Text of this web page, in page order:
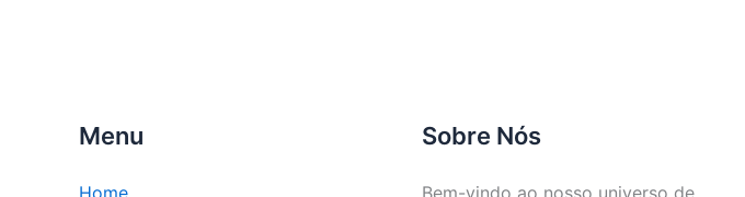
Menu
Home
Sobre Nós
Bem-vindo ao nosso universo de